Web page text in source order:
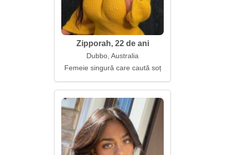
Zipporah, 22 de ani
Dubbo, Australia
Femeie singură care caută soț